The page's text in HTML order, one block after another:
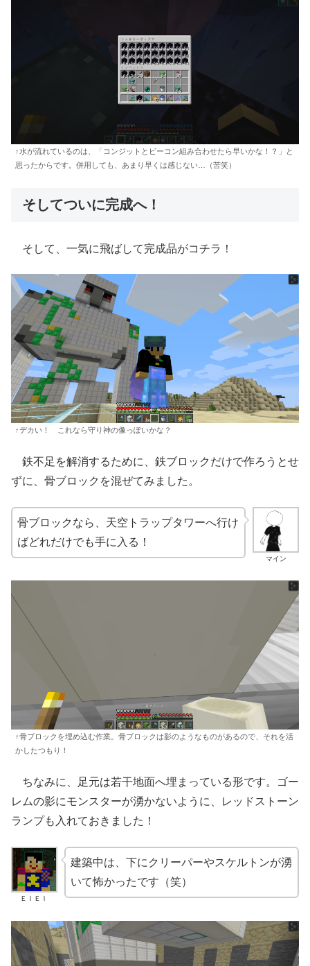
↑水が流れているのは、「コンジットとビーコン組み合わせたら早いかな！？」と
思ったからです。併用しても、あまり早くは感じない…（苦笑）
そしてついに完成へ！
そして、一気に飛ばして完成品がコチラ！
↑デカい！ これなら守り神の像っぽいかな？
鉄不足を解消するために、鉄ブロックだけで作ろうとせ
ずに、骨ブロックを混ぜてみました。
マイン
骨ブロックなら、天空トラップタワーへ行け
ばどれだけでも手に入る！
↑骨ブロックを埋め込む作業。骨ブロックは影のようなものがあるので、それを活
かしたつもり！
ちなみに、足元は若干地面へ埋まっている形です。ゴー
レムの影にモンスターが湧かないように、レッドストーン
ランプも入れておきました！
ＥＩＥＩ
建築中は、下にクリーパーやスケルトンが湧
いて怖かったです（笑）